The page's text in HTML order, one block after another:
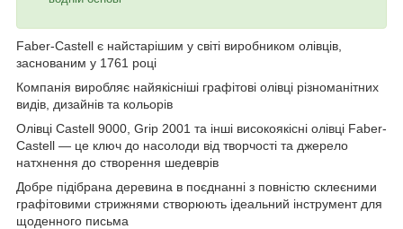
Faber-Castell є найстарішим у світі виробником олівців,
заснованим у 1761 році
Компанія виробляє найякісніші графітові олівці різноманітних
видів, дизайнів та кольорів
Олівці Castell 9000, Grip 2001 та інші високоякісні олівці Faber-
Castell — це ключ до насолоди від творчості та джерело
натхнення до створення шедеврів
Добре підібрана деревина в поєднанні з повністю склеєними
графітовими стрижнями створюють ідеальний інструмент для
щоденного письма